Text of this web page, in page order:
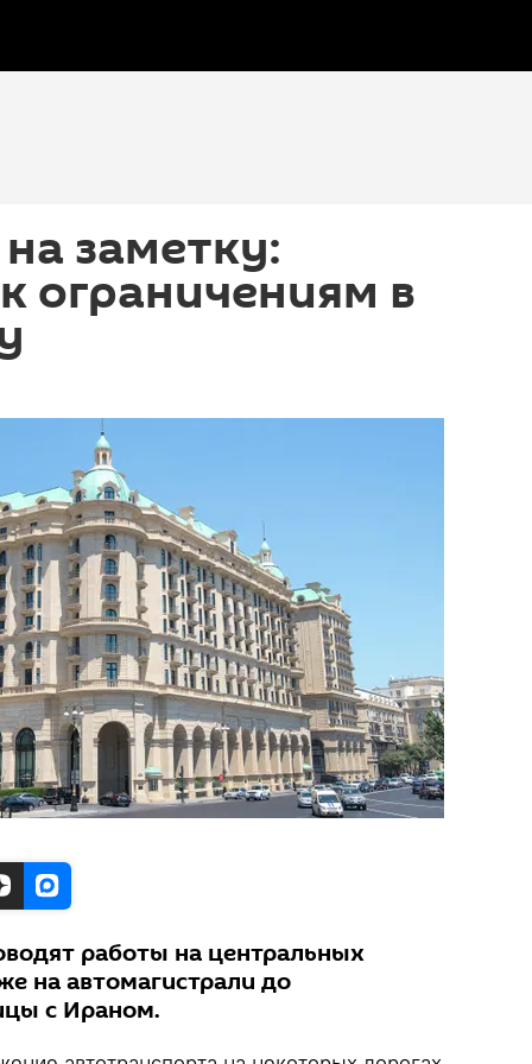
заметку:
ограничениям в
работы на центральных
на автомагистрали до
с Ираном.